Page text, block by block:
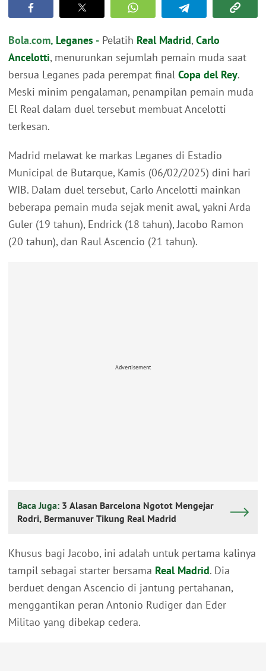
Bola.com, Leganes - Pelatih Real Madrid, Carlo
Ancelotti, menurunkan sejumlah pemain muda saat
bersua Leganes pada perempat final Copa del Rey.
Meski minim pengalaman, penampilan pemain muda
El Real dalam duel tersebut membuat Ancelotti
terkesan.
Madrid melawat ke markas Leganes di Estadio
Municipal de Butarque, Kamis (06/02/2025) dini hari
WIB. Dalam duel tersebut, Carlo Ancelotti mainkan
beberapa pemain muda sejak menit awal, yakni Arda
Guler (19 tahun), Endrick (18 tahun), Jacobo Ramon
(20 tahun), dan Raul Ascencio (21 tahun).
Advertisement
Baca Juga: 3 Alasan Barcelona Ngotot Mengejar
Rodri, Bermanuver Tikung Real Madrid
Khusus bagi Jacobo, ini adalah untuk pertama kalinya
tampil sebagai starter bersama Real Madrid. Dia
berduet dengan Ascencio di jantung pertahanan,
menggantikan peran Antonio Rudiger dan Eder
Militao yang dibekap cedera.